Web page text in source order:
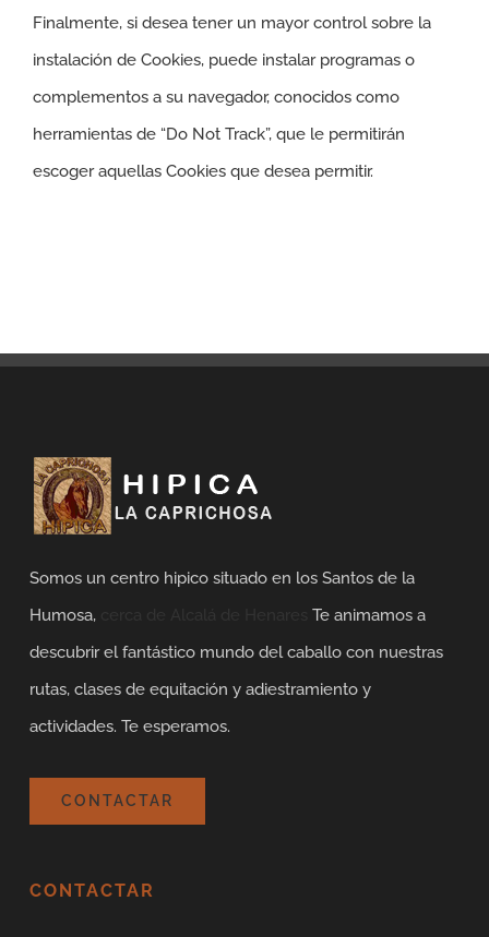
Finalmente, si desea tener un mayor control sobre la
instalación de Cookies, puede instalar programas o
complementos a su navegador, conocidos como
herramientas de “Do Not Track”, que le permitirán
escoger aquellas Cookies que desea permitir.
Somos un centro hipico situado en los Santos de la
Humosa,
Te animamos a
descubrir el fantástico mundo del caballo con nuestras
rutas, clases de equitación y adiestramiento y
actividades. Te esperamos.
CONTACTAR
CONTACTAR